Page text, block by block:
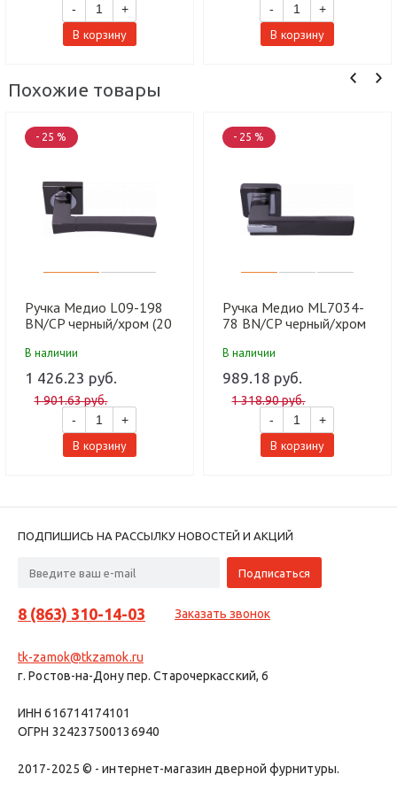
-
+
В корзину
-
+
В корзину
Похожие товары
- 25 %
Ручка Медио L09-198
BN/CP черный/хром (20
В наличии
1 426.23 руб.
1 901.63 руб.
-
+
В корзину
- 25 %
Ручка Медио ML7034-
78 BN/CP черный/хром
В наличии
989.18 руб.
1 318.90 руб.
-
+
В корзину
ПОДПИШИСЬ НА РАССЫЛКУ НОВОСТЕЙ И АКЦИЙ
8 (863) 310-14-03 Заказать звонок
tk-zamok@tkzamok.ru
г. Ростов-на-Дону пер. Старочеркасский, 6
ИНН 616714174101
ОГРН 324237500136940
2017-2025 © - интернет-магазин дверной фурнитуры.